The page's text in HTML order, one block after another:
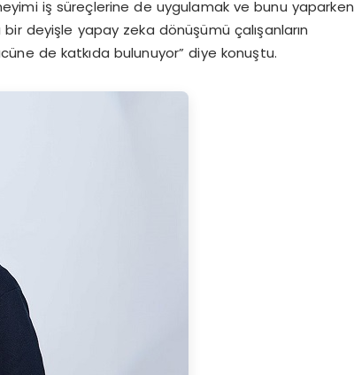
iş süreçlerine de uygulamak ve bunu yaparken
deyişle yapay zeka dönüşümü çalışanların
de katkıda bulunuyor” diye konuştu.